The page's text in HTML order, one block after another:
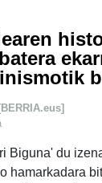
Biguna' du
hamarkadara